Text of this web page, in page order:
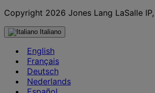
Copyright 2026 Jones Lang LaSalle
Italiano
English
Français
Deutsch
Nederlands